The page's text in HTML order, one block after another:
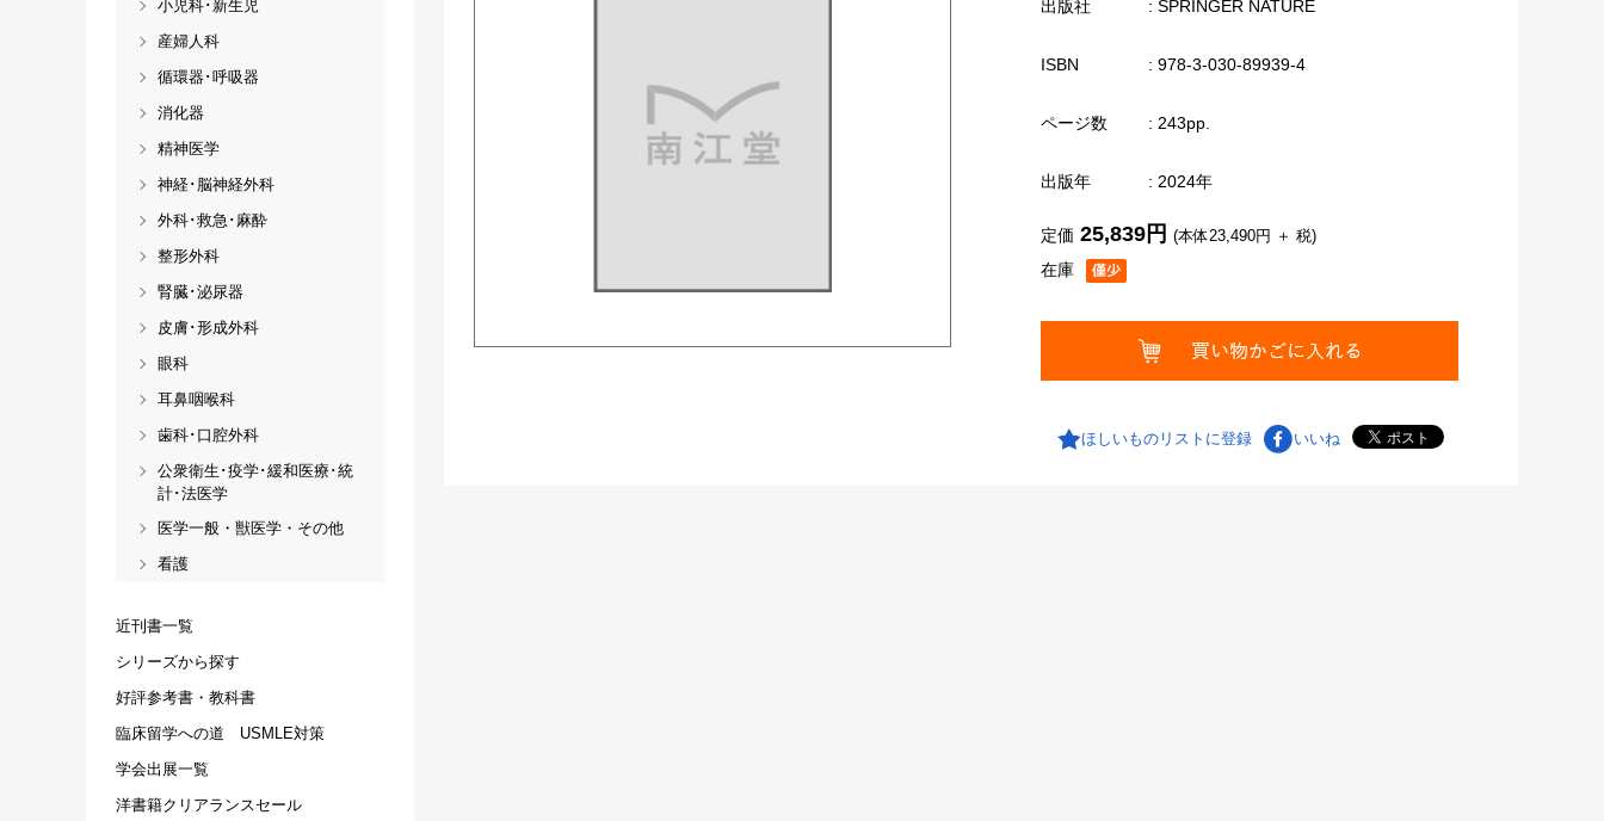
出版社 : SPRINGER NATURE
ISBN : 978-3-030-89939-4
ページ数 : 243pp.
出版年 : 2024年
在庫
定価 25,839円 (本体23,490円 ＋ 税)
ほしいものリストに登録 いいね
小児科･新生児
産婦人科
循環器･呼吸器
消化器
精神医学
神経･脳神経外科
外科･救急･麻酔
整形外科
腎臓･泌尿器
皮膚･形成外科
眼科
耳鼻咽喉科
歯科･口腔外科
公衆衛生･疫学･緩和医療･統
計･法医学
医学一般・獣医学・その他
看護
近刊書一覧
シリーズから探す
好評参考書・教科書
臨床留学への道 USMLE対策
学会出展一覧
洋書籍クリアランスセール